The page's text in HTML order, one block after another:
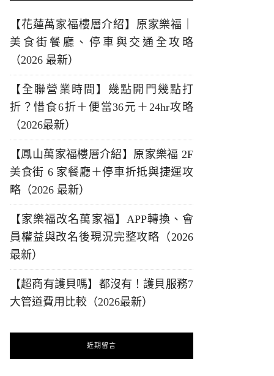
【花蓮萬家福樓層介紹】原家樂福｜
美食街餐廳、停車與交通全攻略
（2026 最新）
【全聯營業時間】幾點開門幾點打
折？惜食6折＋便當36元＋24hr攻略
（2026最新）
【鳳山萬家福樓層介紹】原家樂福 2F
美食街 6 家餐廳＋停車折抵與捷運攻
略（2026 最新）
【家樂福改名萬家福】APP轉換、會
員權益與改名後現況完整攻略（2026
最新）
【超商有護貝嗎】都沒有！護貝服務7
大管道費用比較（2026最新）
近期留言